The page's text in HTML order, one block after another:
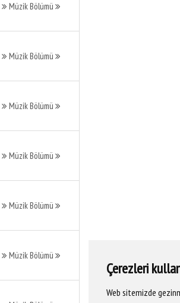
Çerezleri
Web sitemizde
Müzik Bölümü
Müzik Bölümü
Müzik Bölümü
Müzik Bölümü
Müzik Bölümü
Müzik Bölümü